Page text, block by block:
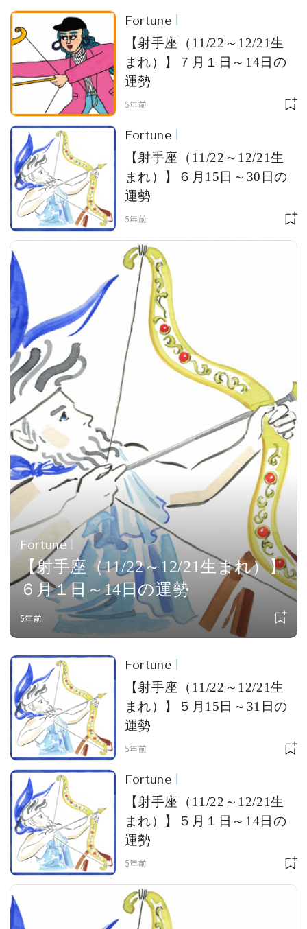
Fortune
【射手座（11/22～12/21生
まれ）】７月１日～14日の
運勢
5年前
Fortune
【射手座（11/22～12/21生
まれ）】６月15日～30日の
運勢
5年前
Fortune
【射手座（11/22～12/21生まれ）】
６月１日～14日の運勢
5年前
Fortune
【射手座（11/22～12/21生
まれ）】５月15日～31日の
運勢
5年前
Fortune
【射手座（11/22～12/21生
まれ）】５月１日～14日の
運勢
5年前